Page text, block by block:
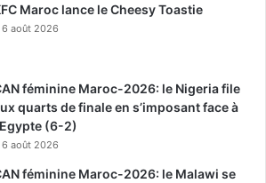
Maroc lance le Cheesy Toastie
6 août 2026
féminine Maroc-2026: le Nigeria file
quarts de finale en s’imposant face à
(6-2)
6 août 2026
féminine Maroc-2026: le Malawi se